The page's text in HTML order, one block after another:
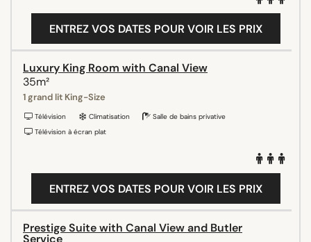
ENTREZ VOS DATES POUR VOIR LES PRIX
Luxury King Room with Canal View
35m²
1 grand lit King-Size
Télévision Climatisation
Salle de bains privative
Télévision à écran plat
ENTREZ VOS DATES POUR VOIR LES PRIX
Prestige Suite with Canal View and Butler
Service